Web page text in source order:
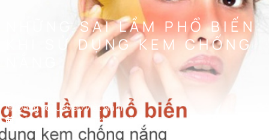
NHỮNG SAI LẦM PHỔ BIẾN
KHI SỬ DỤNG KEM CHỐNG
Đăng bởi
Usolab Việt Nam
Cập nhật lần cuối:
Tháng 3 31, 2025